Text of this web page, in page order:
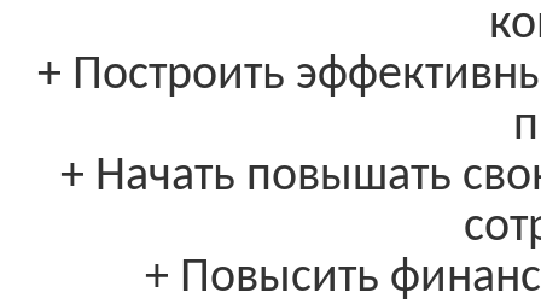
+ Построить
+ Начать повышать
+ Повысить